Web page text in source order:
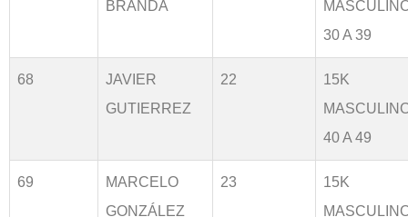
BRANDA
30 A 39
68
JAVIER
GUTIERREZ
22
15K
40 A 49
69
MARCELO
GONZÁLEZ
23
15K